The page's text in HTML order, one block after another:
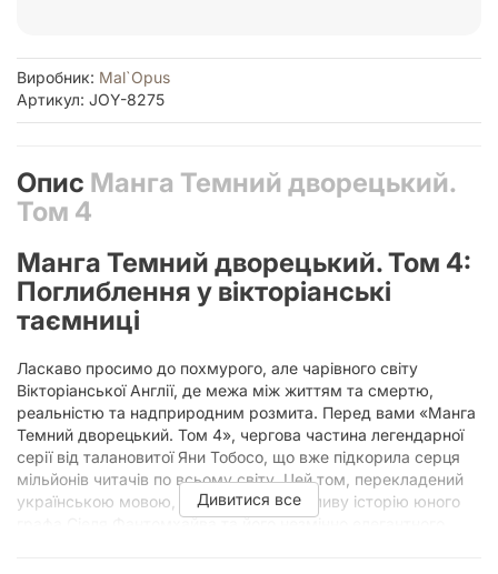
Виробник: Mal`Opus
Артикул: JOY-8275
Опис Манга Темний дворецький.
Том 4
Манга Темний дворецький. Том 4:
Поглиблення у вікторіанські
таємниці
Ласкаво просимо до похмурого, але чарівного світу
Вікторіанської Англії, де межа між життям та смертю,
реальністю та надприродним розмита. Перед вами «Манга
Темний дворецький. Том 4», чергова частина легендарної
серії від талановитої Яни Тобосо, що вже підкорила серця
мільйонів читачів по всьому світу. Цей том, перекладений
українською мовою, продовжує захопливу історію юного
графа Сіеля Фантомхайва та його незмінно елегантного
Дивитися все